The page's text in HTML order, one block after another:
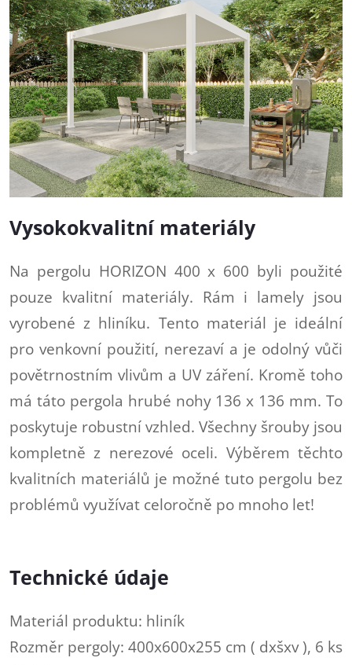
Vysokokvalitní materiály
Na pergolu HORIZON 400 x 600 byli použité
pouze kvalitní materiály. Rám i lamely jsou
vyrobené z hliníku. Tento materiál je ideální
pro venkovní použití, nerezaví a je odolný vůči
povětrnostním vlivům a UV záření. Kromě toho
má táto pergola hrubé nohy 136 x 136 mm. To
poskytuje robustní vzhled. Všechny šrouby jsou
kompletně z nerezové oceli. Výběrem těchto
kvalitních materiálů je možné tuto pergolu bez
problémů využívat celoročně po mnoho let!
Technické údaje
Materiál produktu: hliník
Rozměr pergoly: 400x600x255 cm ( dxšxv ), 6 ks